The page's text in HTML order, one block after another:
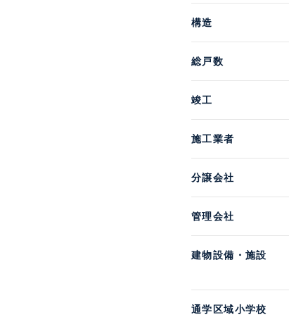
構造
総戸数
竣工
施工業者
分譲会社
管理会社
建物設備・施設
通学区域小学校